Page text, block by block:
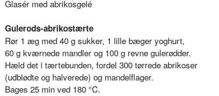
Glasér med abrikosgelé
Gulerods-abrikostærte
Rør 1 æg med 40 g sukker, 1 lille bæger yoghurt,
60 g kværnede mandler og 100 g revne gulerødder.
Hæld det i tærtebunden, fordel 300 tørrede abrikoser
(udblødte og halverede) og mandelflager.
Bages 25 min ved 180 °C.